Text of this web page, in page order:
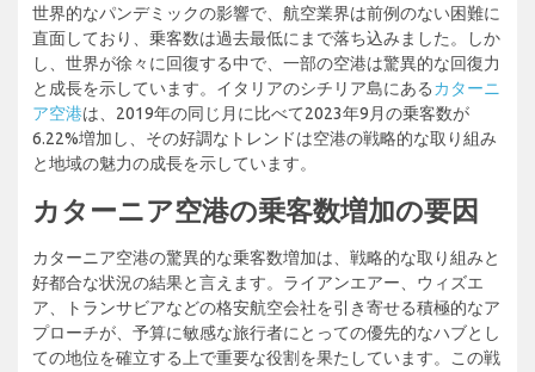
世界的なパンデミックの影響で、航空業界は前例のない困難に
直面しており、乗客数は過去最低にまで落ち込みました。しか
し、世界が徐々に回復する中で、一部の空港は驚異的な回復力
と成長を示しています。イタリアのシチリア島にあるカターニ
ア空港は、2019年の同じ月に比べて2023年9月の乗客数が
6.22%増加し、その好調なトレンドは空港の戦略的な取り組み
と地域の魅力の成長を示しています。
カターニア空港の乗客数増加の要因
カターニア空港の驚異的な乗客数増加は、戦略的な取り組みと
好都合な状況の結果と言えます。ライアンエアー、ウィズエ
ア、トランサビアなどの格安航空会社を引き寄せる積極的なア
プローチが、予算に敏感な旅行者にとっての優先的なハブとし
ての地位を確立する上で重要な役割を果たしています。この戦